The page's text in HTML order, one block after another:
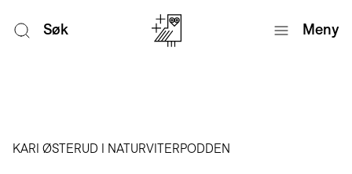
Søk Meny
KARI ØSTERUD I NATURVITERPODDEN